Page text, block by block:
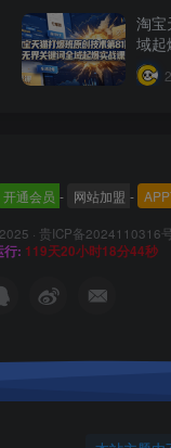
淘宝
域起
开通会员 - 网站加盟 -
· 贵ICP备2024110316
行: 119天20小时18分47秒